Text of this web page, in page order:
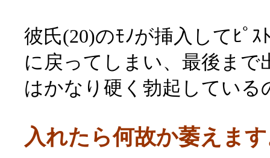
彼氏(20)のﾓﾉが挿入してﾋﾟ
に戻ってしまい、最後ま
はかなり硬く勃起している
入れたら何故か萎えま